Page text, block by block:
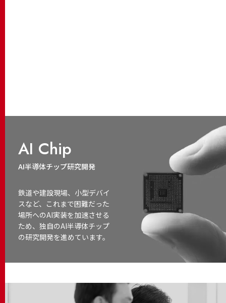
AI Chip
AI半導体チップ研究開発
鉄道や建設現場、小型デバイ
スなど、これまで困難だった
場所へのAI実装を加速させる
ため、独自のAI半導体チップ
の研究開発を進めています。